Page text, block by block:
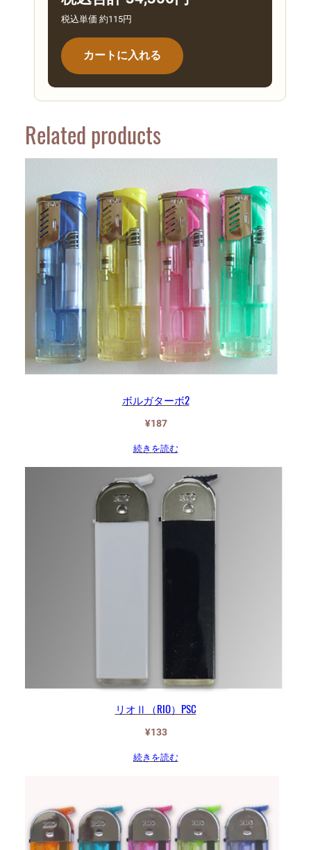
税込単価 約115円
カートに入れる
Related products
ボルガターボ2
¥187
続きを読む
リオⅡ（RIO）PSC
¥133
続きを読む